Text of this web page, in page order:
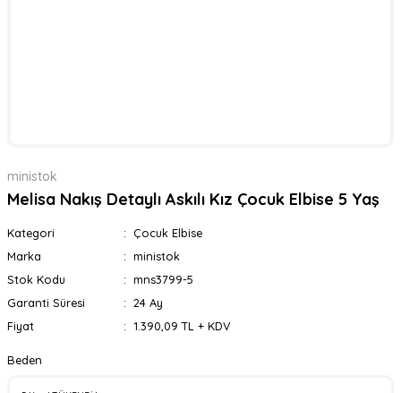
ministok
Melisa Nakış Detaylı Askılı Kız Çocuk Elbise 5 Yaş
Kategori
Çocuk Elbise
Marka
ministok
Stok Kodu
mns3799-5
Garanti Süresi
24 Ay
Fiyat
1.390,09 TL + KDV
Beden